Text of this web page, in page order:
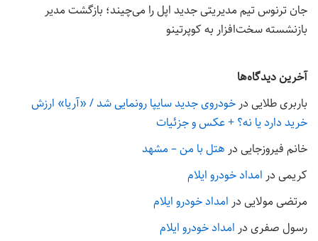
جان ترنوس تیم مدیریتی جدید اپل را می‌چیند؛ بازگشت مدیر
بازنشسته سخت‌افزار به کوپرتینو
آخرین دیدگاه‌ها
باربری طلایی در خودروی جدید سایپا رونمایی شد / «آریا» ارزش
خرید دارد یا نه؟ + عکس و جزئیات
خانم فیروزجایی در هتل با من – مشهد
کریمی در امداد خودرو ایلام
مرتضی مولایی در امداد خودرو ایلام
رسول صفری در امداد خودرو ایلام